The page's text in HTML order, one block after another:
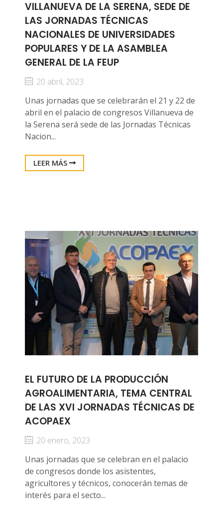
VILLANUEVA DE LA SERENA, SEDE DE
LAS JORNADAS TÉCNICAS
NACIONALES DE UNIVERSIDADES
POPULARES Y DE LA ASAMBLEA
GENERAL DE LA FEUP
20 abril, 2023
Unas jornadas que se celebrarán el 21 y 22 de
abril en el palacio de congresos Villanueva de
la Serena será sede de las Jornadas Técnicas
Nacion...
LEER MÁS
EL FUTURO DE LA PRODUCCIÓN
AGROALIMENTARIA, TEMA CENTRAL
DE LAS XVI JORNADAS TÉCNICAS DE
ACOPAEX
20 enero, 2023
Unas jornadas que se celebran en el palacio
de congresos donde los asistentes,
agricultores y técnicos, conocerán temas de
interés para el secto...